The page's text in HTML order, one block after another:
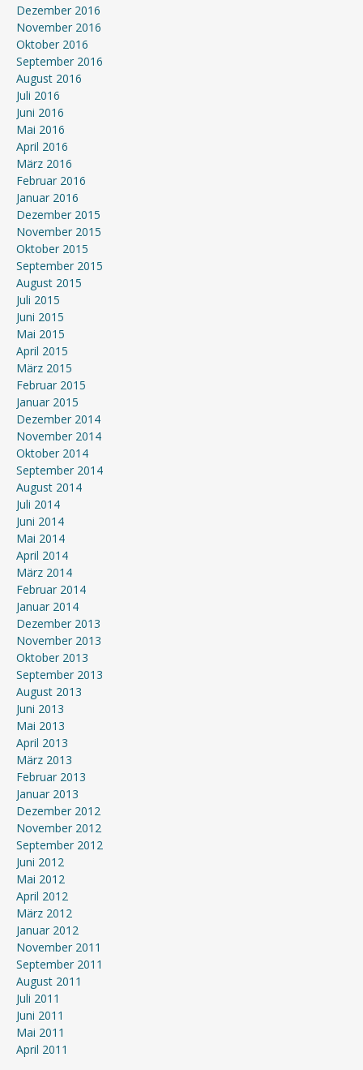
Dezember 2016
November 2016
Oktober 2016
September 2016
August 2016
Juli 2016
Juni 2016
Mai 2016
April 2016
März 2016
Februar 2016
Januar 2016
Dezember 2015
November 2015
Oktober 2015
September 2015
August 2015
Juli 2015
Juni 2015
Mai 2015
April 2015
März 2015
Februar 2015
Januar 2015
Dezember 2014
November 2014
Oktober 2014
September 2014
August 2014
Juli 2014
Juni 2014
Mai 2014
April 2014
März 2014
Februar 2014
Januar 2014
Dezember 2013
November 2013
Oktober 2013
September 2013
August 2013
Juni 2013
Mai 2013
April 2013
März 2013
Februar 2013
Januar 2013
Dezember 2012
November 2012
September 2012
Juni 2012
Mai 2012
April 2012
März 2012
Januar 2012
November 2011
September 2011
August 2011
Juli 2011
Juni 2011
Mai 2011
April 2011